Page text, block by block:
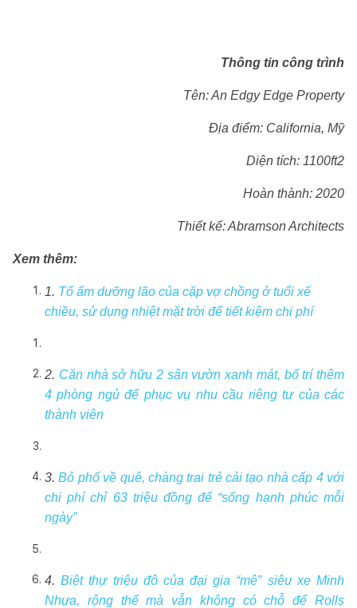
Thông tin công trình
Tên: An Edgy Edge Property
Địa điểm: California, Mỹ
Diện tích: 1100ft2
Hoàn thành: 2020
Thiết kế: Abramson Architects
Xem thêm:
1. Tổ ấm dưỡng lão của cặp vợ chồng ở tuổi xế
chiều, sử dụng nhiệt mặt trời để tiết kiệm chi phí
2. Căn nhà sở hữu 2 sân vườn xanh mát, bố trí thêm
4 phòng ngủ để phục vụ nhu cầu riêng tư của các
thành viên
3.Bỏ phố về quê, chàng trai trẻ cải tạo nhà cấp 4 với
chi phí chỉ 63 triệu đồng để “sống hạnh phúc mỗi
ngày”
4.Biệt thự triệu đô của đại gia “mê” siêu xe Minh
Nhựa, rộng thế mà vẫn không có chỗ để Rolls